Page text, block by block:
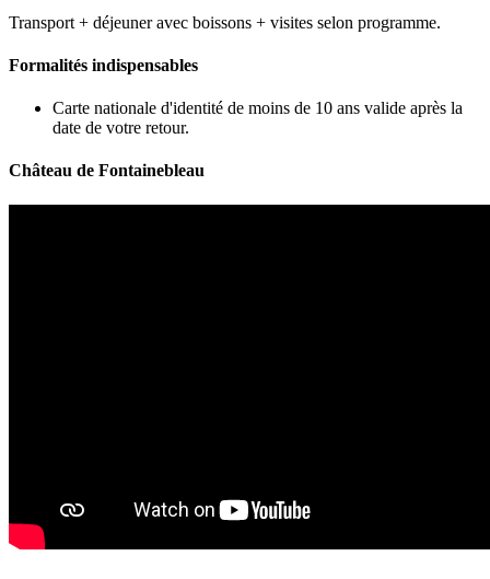
Transport + déjeuner avec boissons + visites selon programme.
Formalités indispensables
Carte nationale d'identité de moins de 10 ans valide après la
date de votre retour.
Château de Fontainebleau